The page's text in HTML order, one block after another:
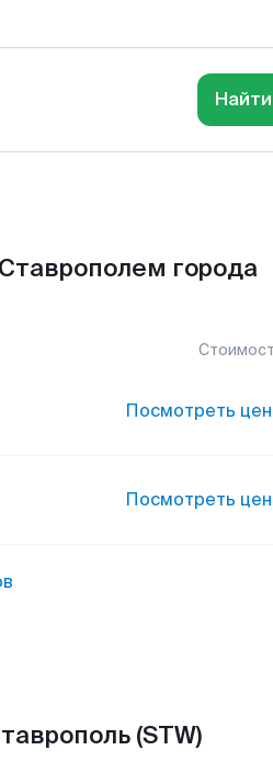
города
Посмотреть
Посмотреть
(STW)